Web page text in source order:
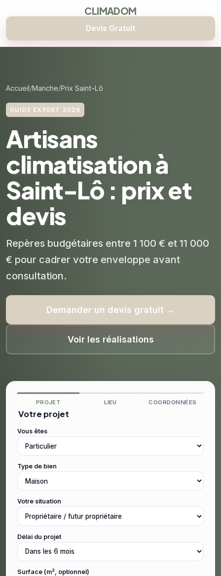
CLIMADOM
Devis Gratuit
Accueil Manche Prix Saint-Lô
GUIDE EXPERT 2026
Artisans
climatisation à
Saint-Lô : prix et
devis
Repères budgétaires entre 1 100 € et 11 000
€ pour cadrer votre enveloppe avant
consultation.
Demander un devis gratuit →
Voir les réalisations
PROJET LIEU COORDONNÉES
Votre projet
Vous êtes
Type de bien
Votre situation
Délai du projet
Surface (m², optionnel)